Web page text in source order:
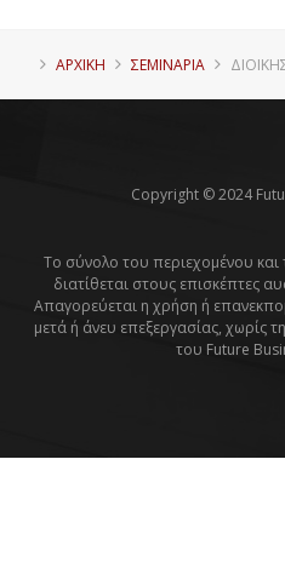
ΑΡΧΙΚΗ ΣΕΜΙΝΑΡΙΑ
Copyright © 2024
Το σύνολο του περιεχομένου
διατίθεται στους επισκέπτες
Απαγορεύεται η χρήση ή
μετά ή άνευ επεξεργασίας, χωρίς
του Future